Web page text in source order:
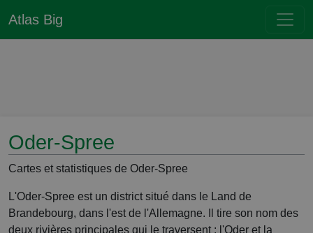
Atlas Big
Oder-Spree
Cartes et statistiques de Oder-Spree
L'Oder-Spree est un district situé dans le Land de
Brandebourg, dans l'est de l'Allemagne. Il tire son nom des
deux rivières principales qui le traversent : l'Oder et la